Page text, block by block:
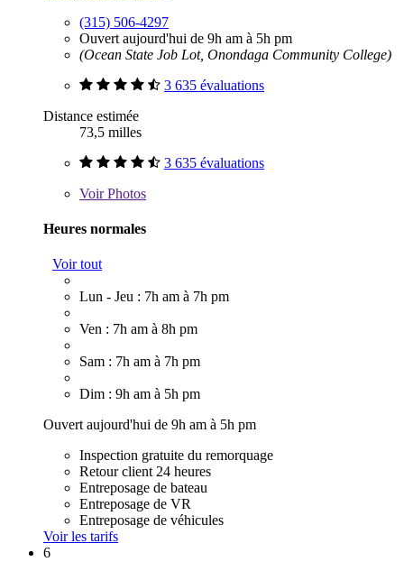
(315) 506-4297
Ouvert aujourd'hui de 9h am à 5h pm
(Ocean State Job Lot, Onondaga Community College)
3 635 évaluations
Distance estimée
73,5 milles
3 635 évaluations
VoirPhotos
Heures normales
Voir tout
Lun - Jeu : 7h am à 7h pm
Ven : 7h am à 8h pm
Sam : 7h am à 7h pm
Dim : 9h am à 5h pm
Ouvert aujourd'hui de 9h am à 5h pm
Inspection gratuite du remorquage
Retour client 24 heures
Entreposage de bateau
Entreposage de VR
Entreposage de véhicules
Voir les tarifs
6